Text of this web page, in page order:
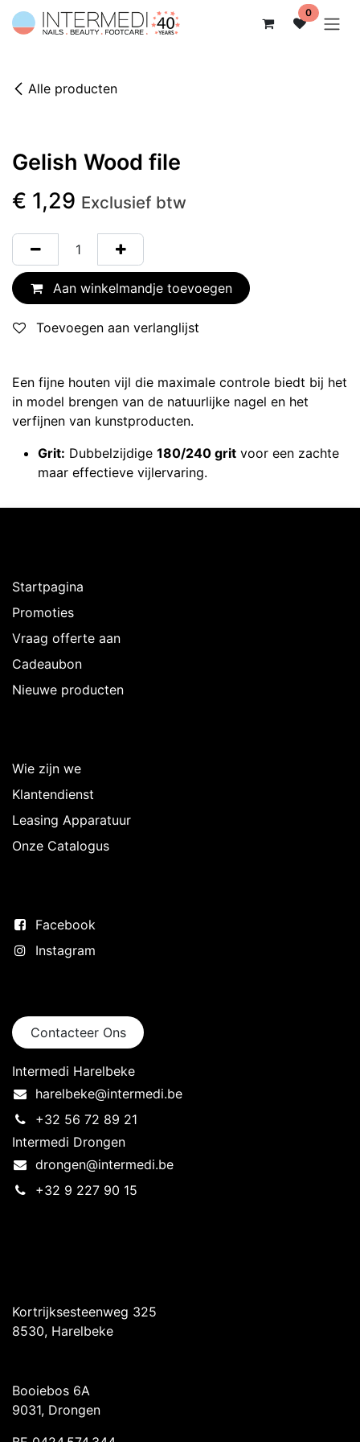
Overslaan naar inhoud 0
Alle producten
Gelish Wood file
Een fijne houten vijl die maximale controle biedt bij het
in model brengen van de natuurlijke nagel en het
verfijnen van kunstproducten.
Grit: Dubbelzijdige 180/240 grit voor een zachte
maar effectieve vijlervaring.
€ 1,29 Exclusief btw
Aan winkelmandje toevoegen
Toevoegen aan verlanglijst
Startpagina
Promoties
Vraag offerte aan
Cadeaubon
Nieuwe producten
Wie zijn we
Klantendienst
Leasing Apparatuur
Onze Catalogus
Facebook
Instagram
Contacteer Ons
Intermedi Harelbeke
harelbeke@intermedi.be
+32 56 72 89 21
Intermedi Drongen
drongen@intermedi.be
+32 9 227 90 15
Kortrijksesteenweg 325
8530, Harelbeke
Booiebos 6A
9031, Drongen